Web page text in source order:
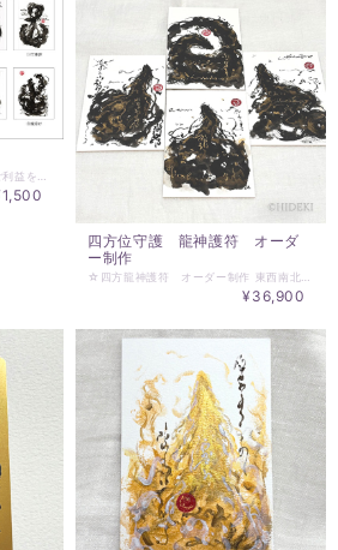
龍神護符・麻紙仕様 龍神様のご利益を形にした龍神護符は、皆様のご自宅に身近な存在としてお貼りいただくことができます。必要と思われるご利益をお選びいただき、お祀りいただくことで、龍神様がいつも見守ってくださっているようなそんな温かい空間になります。 龍神護符・麻紙仕様は以下の10種類の中からお選びください。 ①心願成就 ②健康 ③対人関係 ④商売繁盛 ⑤仕事運 ⑥良縁 ⑦家内守護 ⑧合格祈願 ⑨子孫繁栄 ⑩魔除け ※オプションで、ご依頼者様用に調整した、 手描きライトランゲージ（光の文字）入り護符もお選びいただけます。 ＊ サイズ：タテ約148mm・ヨコ約105mm ＊ 麻紙使用印刷 ＊ クリックポストでお届けいたします ※清龍手描きの龍神護符は、下記からご依頼ください https://www.malu.jp/categories/770211 ☆☆☆☆☆☆☆☆☆☆☆ 龍神護符のお祀りの方法 ☆☆☆☆☆☆☆☆☆☆☆ 目線より高い位置の各方角にお貼りください。 それぞれのご家庭の事情により貼る素材（テープ・ノリ）はお選びください。 1年が終わりましたら、氏神様かいつもお詣りに行かれる神社の古神札納め所にお礼とともにお返しください。
四方位守護 龍神護符 オーダ
ー制作
¥36,900